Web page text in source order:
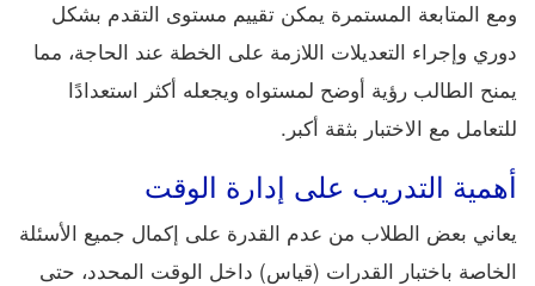
ومع المتابعة المستمرة يمكن تقييم مستوى التقدم بشكل
دوري وإجراء التعديلات اللازمة على الخطة عند الحاجة، مما
يمنح الطالب رؤية أوضح لمستواه ويجعله أكثر استعدادًا
للتعامل مع الاختبار بثقة أكبر.
أهمية التدريب على إدارة الوقت
يعاني بعض الطلاب من عدم القدرة على إكمال جميع الأسئلة
الخاصة باختبار القدرات (قياس) داخل الوقت المحدد، حتى